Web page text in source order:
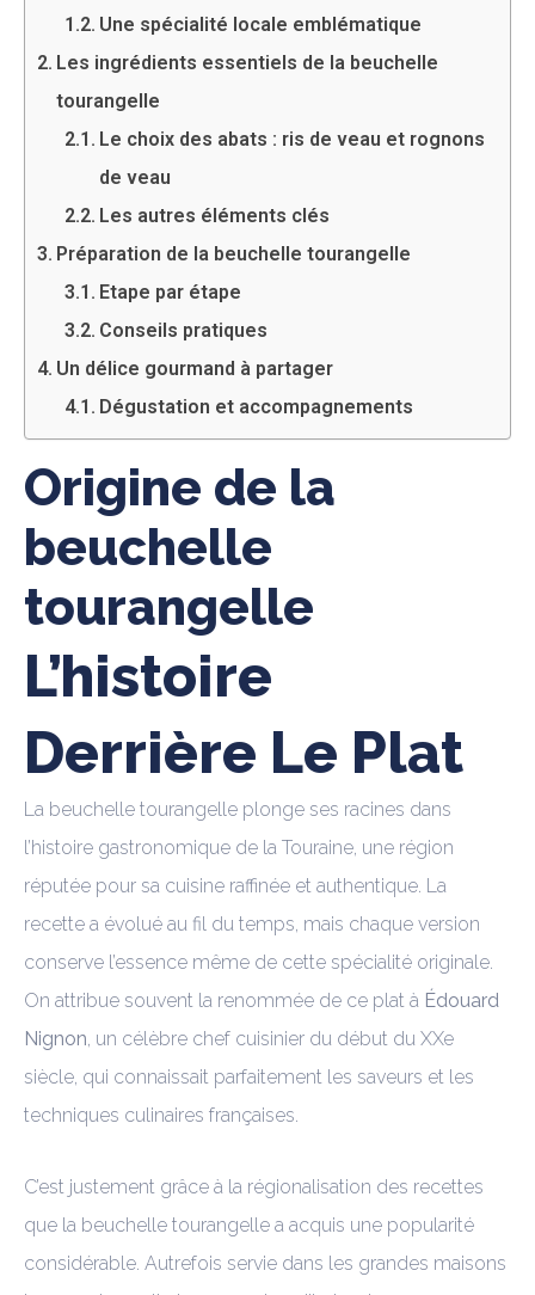
Une spécialité locale emblématique
Les ingrédients essentiels de la beuchelle
tourangelle
Le choix des abats : ris de veau et rognons
de veau
Les autres éléments clés
Préparation de la beuchelle tourangelle
Etape par étape
Conseils pratiques
Un délice gourmand à partager
Dégustation et accompagnements
Origine de la
beuchelle
tourangelle
L’histoire
Derrière Le Plat
La beuchelle tourangelle plonge ses racines dans
l’histoire gastronomique de la Touraine, une région
réputée pour sa cuisine raffinée et authentique. La
recette a évolué au fil du temps, mais chaque version
conserve l’essence même de cette spécialité originale.
On attribue souvent la renommée de ce plat à Édouard
Nignon , un célèbre chef cuisinier du début du XXe
siècle, qui connaissait parfaitement les saveurs et les
techniques culinaires françaises.
C’est justement grâce à la régionalisation des recettes
que la beuchelle tourangelle a acquis une popularité
considérable. Autrefois servie dans les grandes maisons